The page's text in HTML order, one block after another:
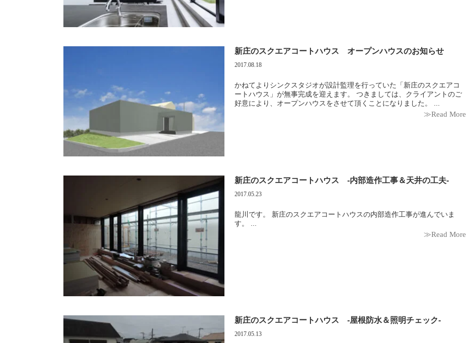
新庄のスクエアコートハウス オープンハウスのお知らせ
2017.08.18
かねてよりシンクスタジオが設計監理を行っていた「新庄のスクエアコ
ートハウス」が無事完成を迎えます。 つきましては、クライアントのご
≫Read More
新庄のスクエアコートハウス -内部造作工事＆天井の工夫-
2017.05.23
龍川です。 新庄のスクエアコートハウスの内部造作工事が進んでいま
す。 ...
≫Read More
新庄のスクエアコートハウス -屋根防水＆照明チェック-
2017.05.13